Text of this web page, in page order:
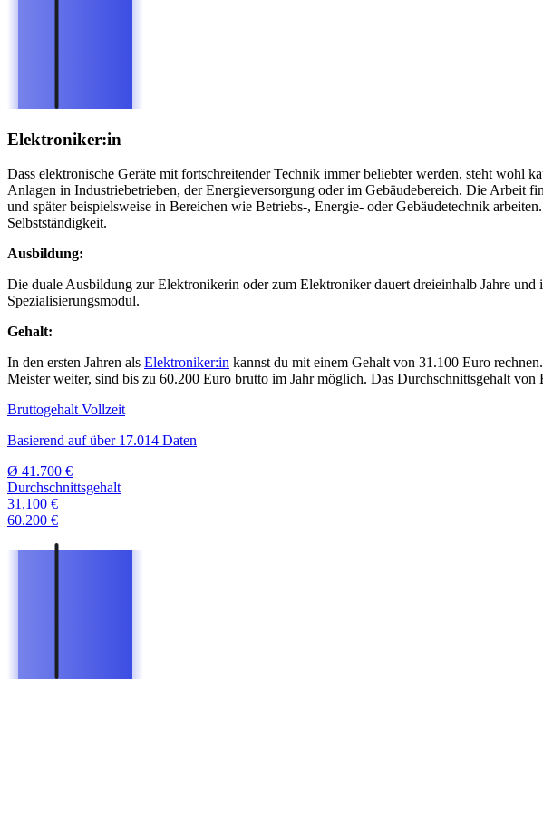
Elektroniker:in
Dass elektronische Geräte mit fortschreitender Technik immer beliebter werden, steht wohl
Anlagen in Industriebetrieben, der Energieversorgung oder im Gebäudebereich. Die Arbeit
und später beispielsweise in Bereichen wie Betriebs-, Energie- oder Gebäudetechnik
Selbstständigkeit.
Ausbildung:
Die duale Ausbildung zur Elektronikerin oder zum Elektroniker dauert dreieinhalb Jahre
Spezialisierungsmodul.
Gehalt:
In den ersten Jahren als Elektroniker:in kannst du mit einem Gehalt von 31.100 Euro
Meister weiter, sind bis zu 60.200 Euro brutto im Jahr möglich. Das Durchschnittsgehalt
Bruttogehalt Vollzeit
Basierend auf über 17.014 Daten
Ø 41.700 €
Durchschnittsgehalt
31.100 €
60.200 €